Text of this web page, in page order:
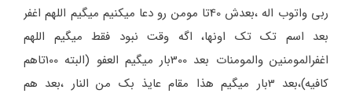
ربی واتوب اله ،بعدش 40تا مومن رو دعا میکنیم میگیم اللهم اغفر
بعد اسم تک تک اونها، اگه وقت نبود فقط میگیم اللهم
اغفرالمومنین والمومنات بعد 300بار میگیم العفو (البته 100تاهم
کافیه)،بعد 3بار میگیم هذا مقام عایذ بک من النار ،بعد هم